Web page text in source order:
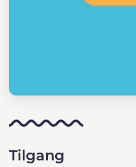
Tilgang